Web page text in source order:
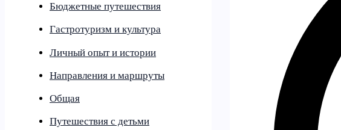
Бюджетные путешествия
Гастротуризм и культура
Личный опыт и истории
Направления и маршруты
Общая
Путешествия с детьми